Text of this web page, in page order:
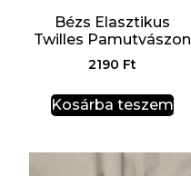
Bézs Elasztikus
Twilles Pamutvászon
2190 Ft
Kosárba teszem